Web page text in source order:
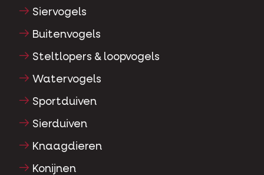
Siervogels
Buitenvogels
Steltlopers & loopvogels
Watervogels
Sportduiven
Sierduiven
Knaagdieren
Konijnen